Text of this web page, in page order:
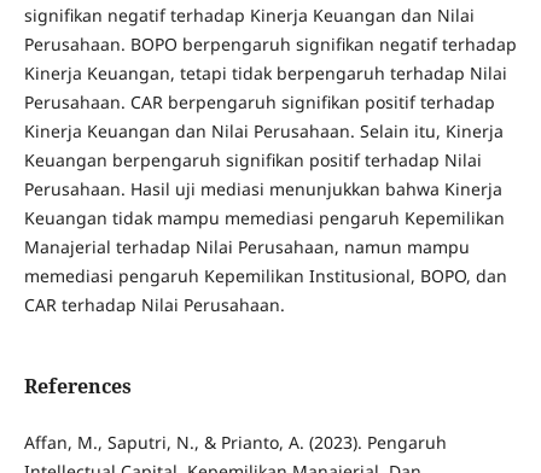
signifikan negatif terhadap Kinerja Keuangan dan Nilai
Perusahaan. BOPO berpengaruh signifikan negatif terhadap
Kinerja Keuangan, tetapi tidak berpengaruh terhadap Nilai
Perusahaan. CAR berpengaruh signifikan positif terhadap
Kinerja Keuangan dan Nilai Perusahaan. Selain itu, Kinerja
Keuangan berpengaruh signifikan positif terhadap Nilai
Perusahaan. Hasil uji mediasi menunjukkan bahwa Kinerja
Keuangan tidak mampu memediasi pengaruh Kepemilikan
Manajerial terhadap Nilai Perusahaan, namun mampu
memediasi pengaruh Kepemilikan Institusional, BOPO, dan
CAR terhadap Nilai Perusahaan.
References
Affan, M., Saputri, N., & Prianto, A. (2023). Pengaruh